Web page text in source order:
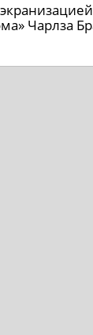
Чарлза